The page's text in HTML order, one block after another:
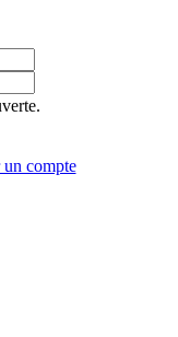
un compte